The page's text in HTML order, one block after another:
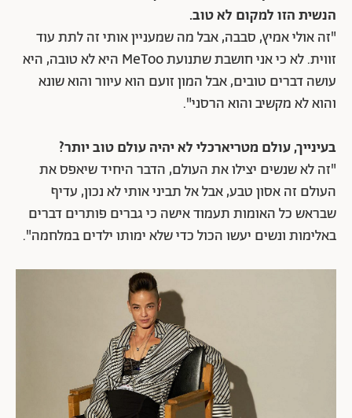
הנשית הזו למקום לא טוב.
"זה אולי אמיץ, סבבה, אבל מה שמעניין אותי זה לתת עוד
זווית. לא כי אני חושבת שתנועת MeToo היא לא טובה, היא
עושה דברים טובים, אבל המון זועם הוא עיוור והוא שונא
והוא לא מקשיב והוא הרסני".
בעינייך, עולם מטריארכלי לא יהיה עולם טוב יותר?
"זה לא שנשים יצילו את העולם, הדבר היחיד שיאפס את
העולם זה אסון טבע, אבל אל תביני אותי לא נכון, עדיף
שבראש כל האומות תעמוד אישה כי גברים פותרים דברים
באלימות ונשים יעשו הכול כדי שלא ימותו ילדים במלחמה".